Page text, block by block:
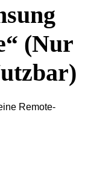
(nur
Remote-